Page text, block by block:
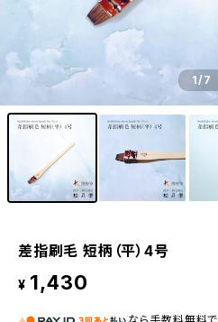
1/7
差指刷毛 短柄（平）4号
¥ 1,430
なら 手数料無料で